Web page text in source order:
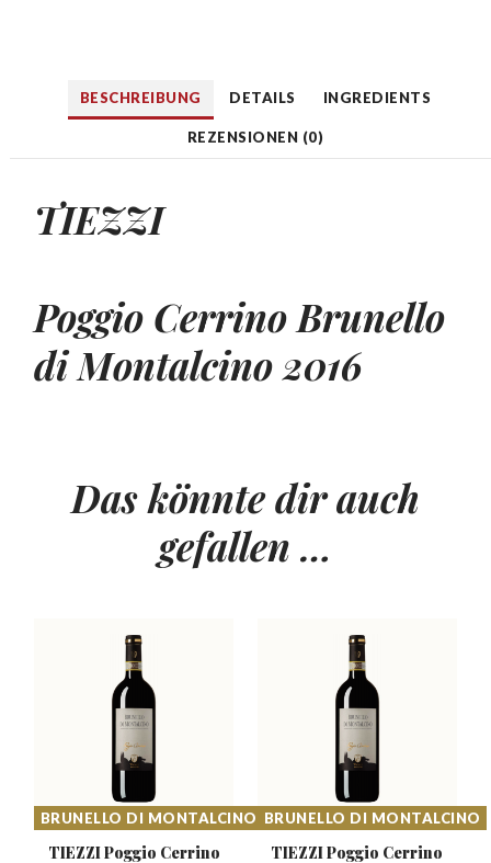
BESCHREIBUNG DETAILS INGREDIENTS
REZENSIONEN (0)
TIEZZI
Poggio Cerrino Brunello
di Montalcino2016
Das könnte dir auch
gefallen …
BRUNELLO DI MONTALCINO
TIEZZI Poggio Cerrino
BRUNELLO DI MONTALCINO
TIEZZI Poggio Cerrino